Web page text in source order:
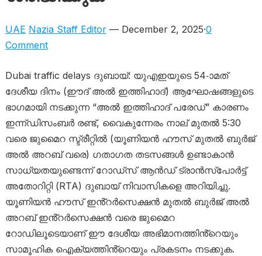
UAE Nazia Staff Editor— December 2, 2025·0
Comment
Dubai traffic delays ദുബായ്: യുഎഇയുടെ 54-ാമത്
ദേശീയ ദിനം (ഈദ് അൽ ഇത്തിഹാദ്) ആഘോഷങ്ങളുടെ
ഭാഗമായി നടക്കുന്ന “അൽ ഇത്തിഹാദ് പരേഡ്” കാരണം
ഇന്ന്ഡിസംബർ രണ്ട്, വൈകുന്നേരം നാല് മുതൽ 5:30
വരെ ജുമൈറ സ്ട്രീറ്റിൽ (യൂണിയൻ ഹൗസ് മുതൽ ബുർജ്
അൽ അറബ് വരെ) ഗതാഗത തടസങ്ങൾ ഉണ്ടാകാൻ
സാധ്യതയുണ്ടെന്ന് റോഡ്‌സ് ആൻഡ് ട്രാൻസ്‌പോർട്ട്
അതോറിറ്റി (RTA) ദുബായ് നിവാസികളെ അറിയിച്ചു.
യൂണിയൻ ഹൗസ് ഇൻ്റർസെക്ഷൻ മുതൽ ബുർജ് അൽ
അറബ് ഇൻ്റർസെക്ഷൻ വരെ ജുമൈറ
റോഡിലൂടെയാണ് ഈ ദേശീയ അഭിമാനത്തിൻ്റെയും
സാമൂഹിക ഐക്യത്തിൻ്റെയും പ്രകടനം നടക്കുക.